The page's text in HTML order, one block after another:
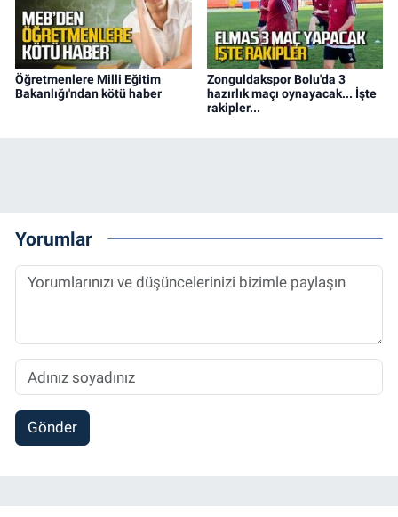
Öğretmenlere Milli Eğitim
Bakanlığı'ndan kötü haber
Zonguldakspor Bolu'da 3
hazırlık maçı oynayacak... İşte
rakipler...
Yorumlar
Gönder